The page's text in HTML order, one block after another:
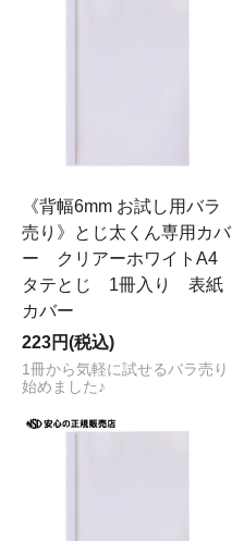
《背幅6mm お試し用バラ
売り》とじ太くん専用カバ
ー クリアーホワイトA4
タテとじ 1冊入り 表紙
カバー
223円(税込)
1冊から気軽に試せるバラ売り
始めました♪